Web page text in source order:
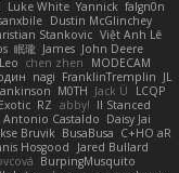
Luke White Yannick falgn0n
Dustin McGlinchey
Stankovic Việt Anh Lê
眠瓏 James John Deere
chen zhen
MODECAM
nagi FranklinTremplin JL
M0TH Jack Ü
LCQP
RZ abby! ll Stanced
Antonio Castaldo Daisy Jai
Bruvik BusaBusa C+HO aR
Hosgood
Jared Bullard
BurpingMusquito